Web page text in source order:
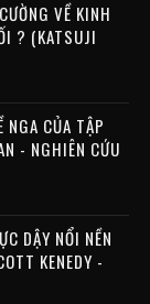
VỀ KINH
? (KATSUJI
NGA CỦA TẬP
- NGHIÊN CỨU
DẬY NỔI NỀN
KENEDY -